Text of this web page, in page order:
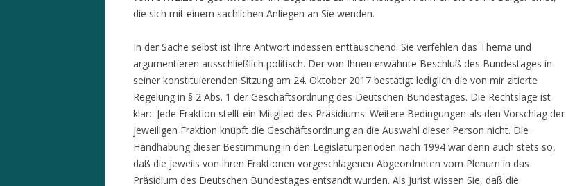
die sich mit einem sachlichen Anliegen an Sie wenden.
In der Sache selbst ist Ihre Antwort indessen enttäuschend. Sie verfehlen das Thema und
argumentieren ausschließlich politisch. Der von Ihnen erwähnte Beschluß des Bundestages in
seiner konstituierenden Sitzung am 24. Oktober 2017 bestätigt lediglich die von mir zitierte
Regelung in § 2 Abs. 1 der Geschäftsordnung des Deutschen Bundestages. Die Rechtslage ist
klar: Jede Fraktion stellt ein Mitglied des Präsidiums. Weitere Bedingungen als den Vorschlag der
jeweiligen Fraktion knüpft die Geschäftsordnung an die Auswahl dieser Person nicht. Die
Handhabung dieser Bestimmung in den Legislaturperioden nach 1994 war denn auch stets so,
daß die jeweils von ihren Fraktionen vorgeschlagenen Abgeordneten vom Plenum in das
Präsidium des Deutschen Bundestages entsandt wurden. Als Jurist wissen Sie, daß die